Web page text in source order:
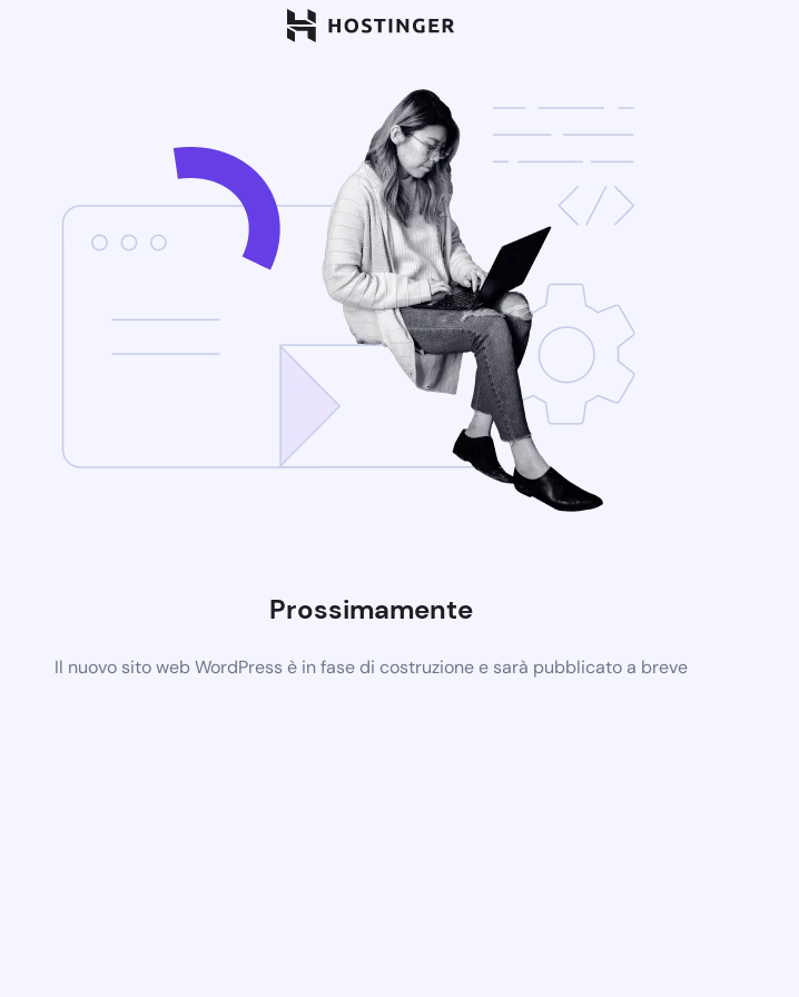
Prossimamente
Il nuovo sito web WordPress è in fase di costruzione e sarà pubblicato a breve